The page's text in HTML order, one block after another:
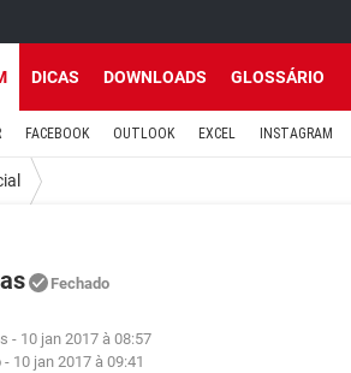
DICAS DOWNLOADS GLOSSÁRIO
FACEBOOK OUTLOOK EXCEL INSTAGRAM
Fechado
- 10 jan 2017 à 08:57
- 10 jan 2017 à 09:41